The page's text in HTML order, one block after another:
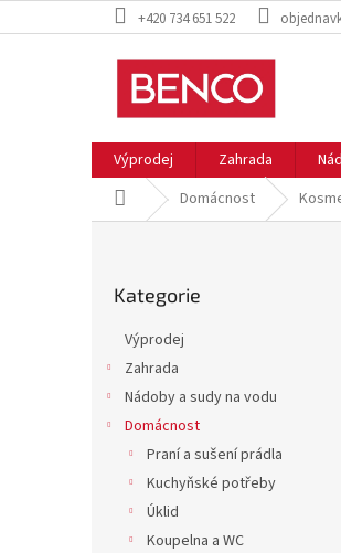
na
+420 734 651 522
Výprodej Zahrada
Domů Domácnost
kategorie
Kategorie
Výprodej
Zahrada
Nádoby a sudy na vodu
Domácnost
Praní a sušení prádla
Kuchyňské potřeby
Úklid
Koupelna a WC